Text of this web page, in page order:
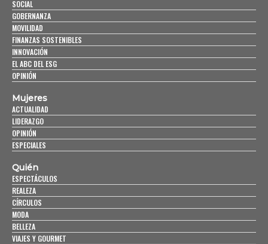
SOCIAL
GOBERNANZA
MOVILIDAD
FINANZAS SOSTENIBLES
INNOVACIÓN
EL ABC DEL ESG
OPINIÓN
Mujeres
ACTUALIDAD
LIDERAZGO
OPINIÓN
ESPECIALES
Quién
ESPECTÁCULOS
REALEZA
CÍRCULOS
MODA
BELLEZA
VIAJES Y GOURMET